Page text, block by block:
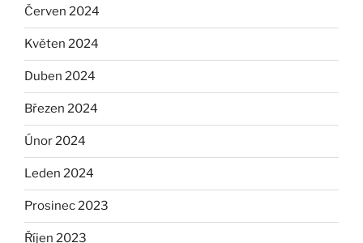
Červen 2024
Květen 2024
Duben 2024
Březen 2024
Únor 2024
Leden 2024
Prosinec 2023
Říjen 2023